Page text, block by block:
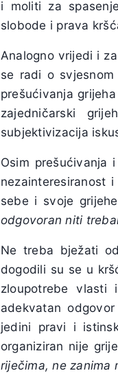
i moliti za
slobode i prava
Analogno vrijedi i
se radi o svjesnom
prešućivanja
zajedničarski
subjektivizacija
Osim prešućivanja
nezainteresiranost
sebe i svoje
odgovoran niti
Ne treba bježati
dogodili su se u
zloupotrebe vlasti
adekvatan
jedini pravi i
organiziran nije
riječima, ne zanima